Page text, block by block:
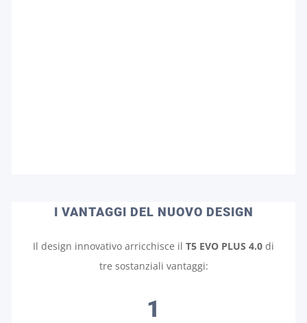
I VANTAGGI DEL NUOVO DESIGN
Il design innovativo arricchisce il T5 EVO PLUS 4.0 di
tre sostanziali vantaggi:
1